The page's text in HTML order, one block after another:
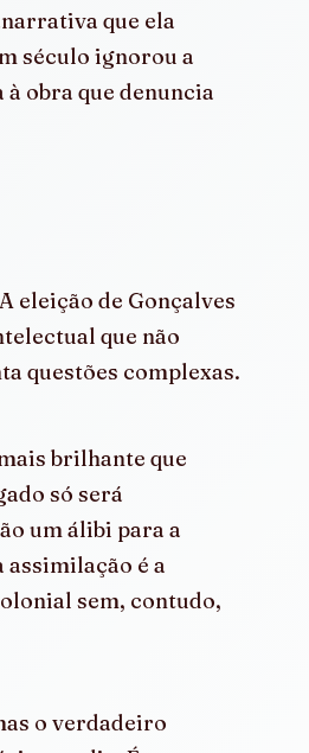
que ela
século ignorou a
obra que denuncia
eleição de Gonçalves
que não
questões complexas.
brilhante que
só será
um álibi para a
assimilação é a
sem, contudo,
o verdadeiro